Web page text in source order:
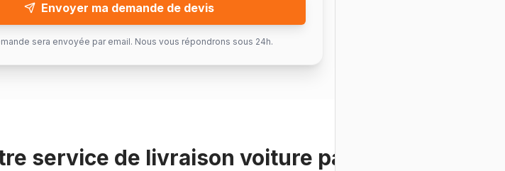
Envoyer ma demande de devis
sera envoyée par email. Nous vous répondrons sous 24h.
service de livraison voiture particulier